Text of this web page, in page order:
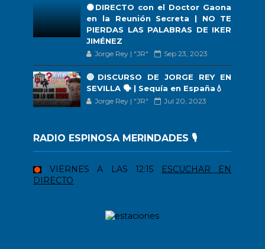
🟠DIRECTO con el Doctor Gaona
en la Reunión Secreta | NO TE
PIERDAS LAS PALABRAS DE IKER
JIMÉNEZ
Jorge Rey | "JR" Sep 23, 2023
🔴DISCURSO DE JORGE REY EN
SEVILLA 🗣 | Sequía en España💧
Jorge Rey | "JR" Jul 20, 2023
RADIO ESPINOSA MERINDADES 🎙️
VIERNES A LAS 12:15
ESCUCHAR EN
DIRECTO